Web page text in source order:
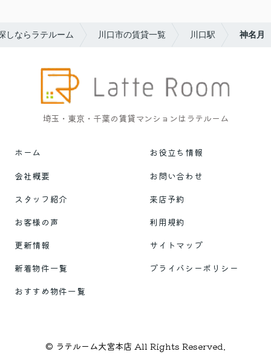
しならラテルーム 川口市の賃貸一覧 川口駅 神名月
埼玉・東京・千葉の賃貸マンションはラテルーム
ホーム
お役立ち情報
会社概要
お問い合わせ
スタッフ紹介
来店予約
お客様の声
利用規約
更新情報
サイトマップ
新着物件一覧
プライバシーポリシー
おすすめ物件一覧
© ラテルーム大宮本店 All Rights Reserved.